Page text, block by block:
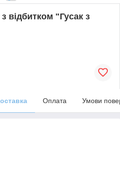
відбитком "Гусак з
Оплата Умови